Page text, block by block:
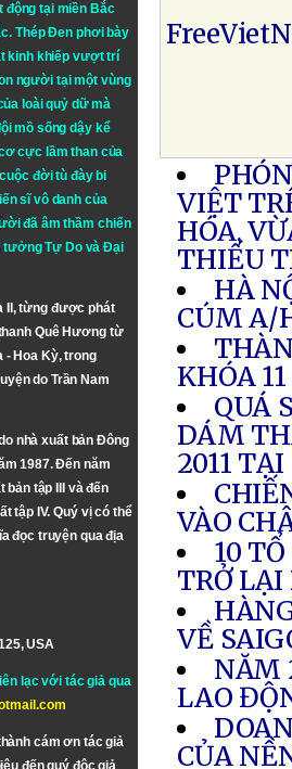
động tại miền Bắc
Thép Đen phơi bày
kinh khiếp vượt trí
người tại một vùng
loài quỷ dữ mà
mồ sống dậy kể
cực lầm than của
đời tù đày bi
sĩ vô danh của
đã âm thầm chiến
tưởngTự DovàĐại
II, từng được phát
Quê Hương từ
- Hoa Kỳ, trong
do Trần Nam
nhà xuất bản Đông
1987. Đến năm
bản tập III và đến
tập IV. Quý vị có thể
đọc truyện qua địa
USA
lạc với tác giả qua
cám ơn tác giả
đến quý độc giả
VIỆT
HÓA,
THIẾU
HÀ
CÚM A/
KHÓA
QUÁ
DÁM
2011
VÀO
10
TRỞ LẠI
VỀ
NĂM
LAO
CỦA